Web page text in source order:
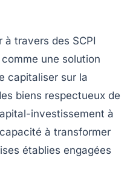
à travers des SCPI
une solution
capitaliser sur la
biens respectueux de
investissement à
à transformer
établies engagées